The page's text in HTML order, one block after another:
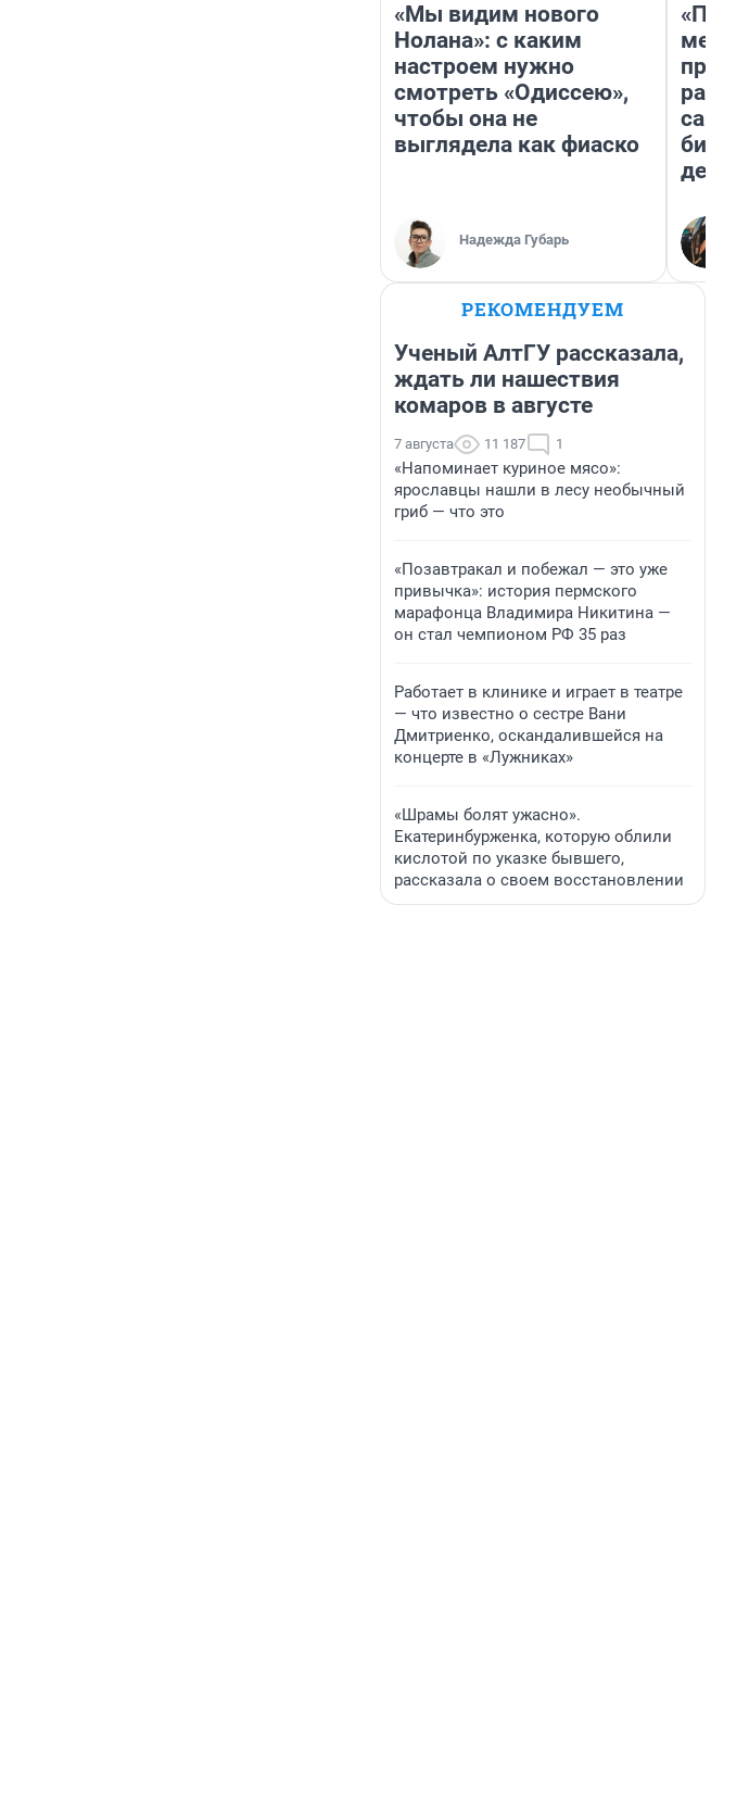
«Мы видим нового
Нолана»: с каким
настроем нужно
смотреть «Одиссею»,
чтобы она не
выглядела как фиаско
Надежда Губарь
РЕКОМЕНДУЕМ
Ученый АлтГУ рассказала,
ждать ли нашествия
комаров в августе
7 августа 11 187 1
«Напоминает куриное мясо»:
ярославцы нашли в лесу необычный
гриб — что это
«Позавтракал и побежал — это уже
привычка»: история пермского
марафонца Владимира Никитина —
он стал чемпионом РФ 35 раз
Работает в клинике и играет в театре
— что известно о сестре Вани
Дмитриенко, оскандалившейся на
концерте в «Лужниках»
«Шрамы болят ужасно».
Екатеринбурженка, которую облили
кислотой по указке бывшего,
рассказала о своем восстановлении